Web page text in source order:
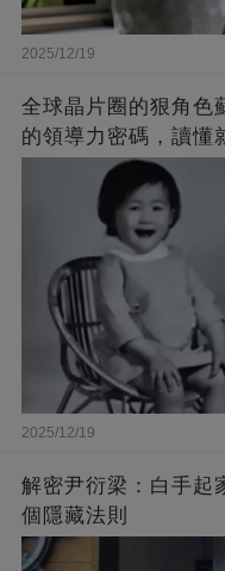
2025/12/19
全球晶片圈的狠角色
的領導力密碼，讀懂
2025/12/19
解密尹衍梁：白手起
個隱藏法則